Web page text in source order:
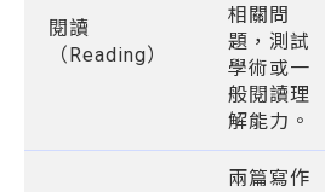
閱讀
（Reading）
相關問
題，測試
學術或一
般閱讀理
解能力。
兩篇寫作